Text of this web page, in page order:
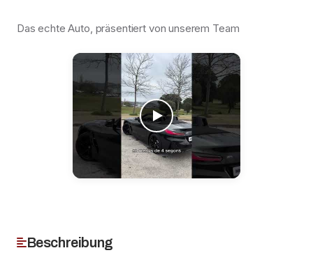
Das echte Auto, präsentiert von unserem Team
Beschreibung